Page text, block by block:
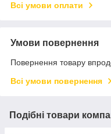
Всі умови оплати
Умови повернення
Повернення товару
Всі умови повернення
Подібні товари